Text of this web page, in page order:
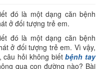
đó là một dạng căn bệnh
ở đối tượng trẻ em.
đó là một dạng căn bệnh
ở đối tượng trẻ em. Vì vậy,
câu hỏi không biếtbệnh tay
qua con đường nào? Bài